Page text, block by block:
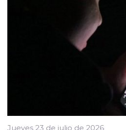
Jueves 23 de julio de 2026